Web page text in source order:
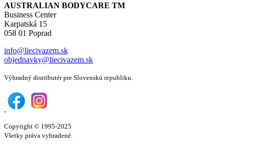
AUSTRALIAN BODYCARE TM
Business Center
Karpatská 15
058 01 Poprad
info@liecivazem.sk
objednavky@liecivazem.sk
Výhradný distributér pre Slovenskú republiku.
Copyright © 1995-2025
Všetky práva vyhradené.